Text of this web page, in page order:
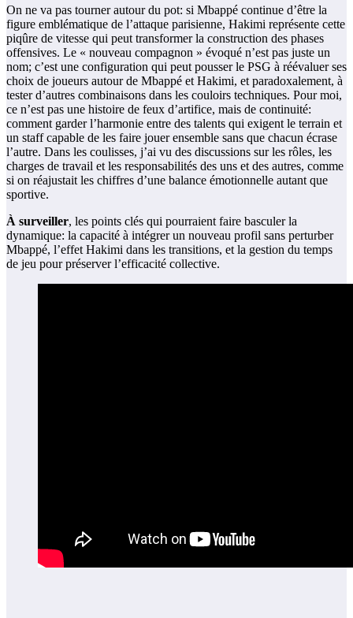
On ne va pas tourner autour du pot: si Mbappé continue d’être la
figure emblématique de l’attaque parisienne, Hakimi représente cette
piqûre de vitesse qui peut transformer la construction des phases
offensives. Le « nouveau compagnon » évoqué n’est pas juste un
nom; c’est une configuration qui peut pousser le PSG à réévaluer ses
choix de joueurs autour de Mbappé et Hakimi, et paradoxalement, à
tester d’autres combinaisons dans les couloirs techniques. Pour moi,
ce n’est pas une histoire de feux d’artifice, mais de continuité:
comment garder l’harmonie entre des talents qui exigent le terrain et
un staff capable de les faire jouer ensemble sans que chacun écrase
l’autre. Dans les coulisses, j’ai vu des discussions sur les rôles, les
charges de travail et les responsabilités des uns et des autres, comme
si on réajustait les chiffres d’une balance émotionnelle autant que
sportive.
À surveiller, les points clés qui pourraient faire basculer la
dynamique: la capacité à intégrer un nouveau profil sans perturber
Mbappé, l’effet Hakimi dans les transitions, et la gestion du temps
de jeu pour préserver l’efficacité collective.